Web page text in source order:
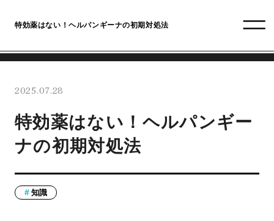
特効薬はない！ヘルパンギーナの初期対処法
2025.07.28
特効薬はない！ヘルパンギー
ナの初期対処法
知識